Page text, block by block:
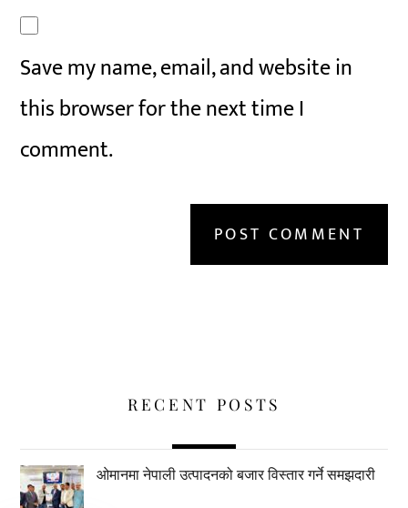
Save my name, email, and website in
this browser for the next time I
comment.
RECENT POSTS
ओमानमा नेपाली उत्पादनको बजार विस्तार गर्ने समझदारी